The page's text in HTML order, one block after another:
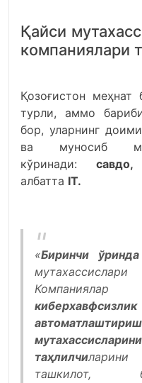
Қайси
компаниялари
Қозоғистон
турли, аммо
бор, уларнинг
ва муносиб
кўринади:
албатта IТ.
«Биринчи ўринда
автоматлаштириш
мутахассисларини
таҳлилчи
ташкилот,